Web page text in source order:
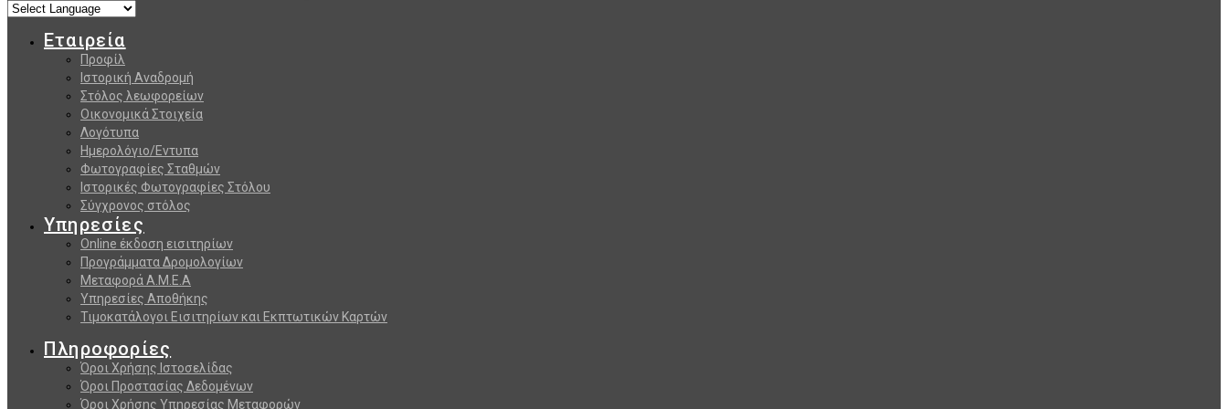
Εταιρεία
Προφίλ
Ιστορική Αναδρομή
Στόλος λεωφορείων
Οικονομικά Στοιχεία
Λογότυπα
Ημερολόγιο/Εντυπα
Φωτογραφίες Σταθμών
Ιστορικές Φωτογραφίες Στόλου
Σύγχρονος στόλος
Υπηρεσίες
Online έκδοση εισιτηρίων
Προγράμματα Δρομολογίων
Μεταφορά Α.Μ.Ε.Α
Υπηρεσίες Αποθήκης
Τιμοκατάλογοι Εισιτηρίων και Εκπτωτικών Καρτών
Πληροφορίες
Όροι Χρήσης Ιστοσελίδας
Όροι Προστασίας Δεδομένων
Όροι Χρήσης Υπηρεσίας Μεταφορών